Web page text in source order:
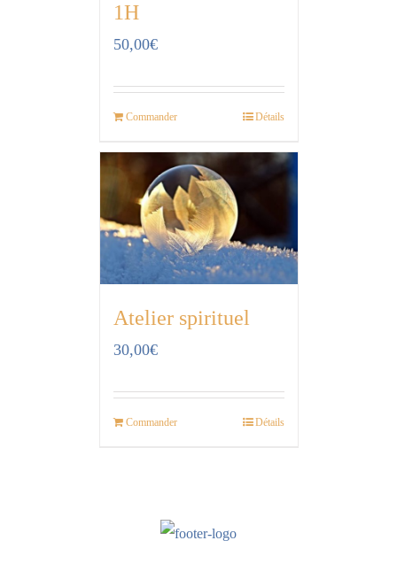
1H
50,00€
Commander Détails
Atelier spirituel
30,00€
Commander Détails